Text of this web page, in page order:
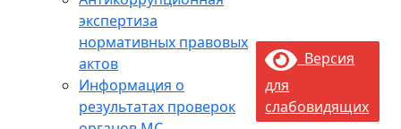
экспертиза
нормативных правовых
актов
Информация о
результатах проверок
Версия
для
слабовидящих